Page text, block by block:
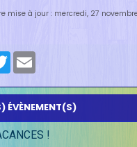
mise à jour : mercredi, 27
Twitter
ÉVÈNEMENT(S)
!